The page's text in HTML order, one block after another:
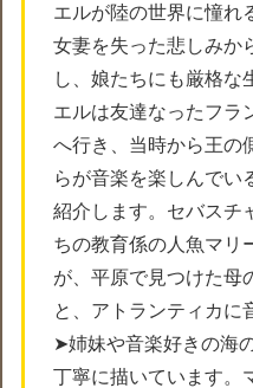
エルが陸の世界に憧れ
女妻を失った悲しみか
し、娘たちにも厳格な
エルは友達なったフラ
へ行き、当時から王の
らが音楽を楽しんでい
紹介します。セバスチ
ちの教育係の人魚マリ
が、平原で見つけた母
と、アトランティカに
➤姉妹や音楽好きの海
丁寧に描いています。